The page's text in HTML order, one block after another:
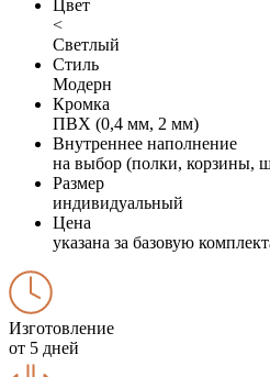
Цвет
<
Светлый
Стиль
Модерн
Кромка
ПВХ (0,4 мм, 2 мм)
Внутреннее наполнение
на выбор (полки, корзины,
Размер
индивидуальный
Цена
указана за базовую
Изготовление
от 5 дней